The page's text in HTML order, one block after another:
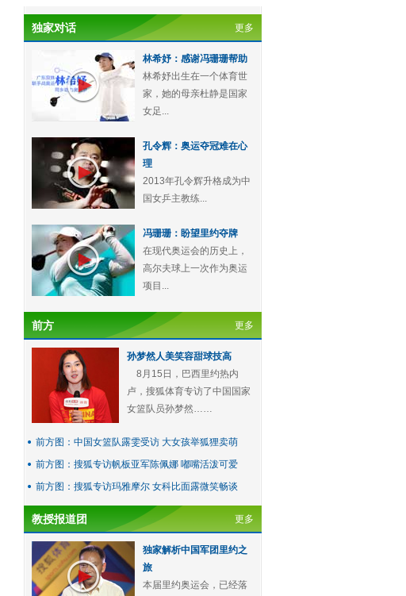
独家对话 更多
林希妤：感谢冯珊珊帮助
林希妤出生在一个体育世
家，她的母亲杜静是国家
女足...
孔令辉：奥运夺冠难在心
理
2013年孔令辉升格成为中
国女乒主教练...
冯珊珊：盼望里约夺牌
在现代奥运会的历史上，
高尔夫球上一次作为奥运
项目...
前方 更多
孙梦然人美笑容甜球技高
8月15日，巴西里约热内
卢，搜狐体育专访了中国国家
女篮队员孙梦然……
前方图：中国女篮队露雯受访 大女孩举狐狸卖萌
前方图：搜狐专访帆板亚军陈佩娜 嘟嘴活泼可爱
前方图：搜狐专访玛雅摩尔 女科比面露微笑畅谈
教授报道团 更多
独家解析中国军团里约之
旅
本届里约奥运会，已经落